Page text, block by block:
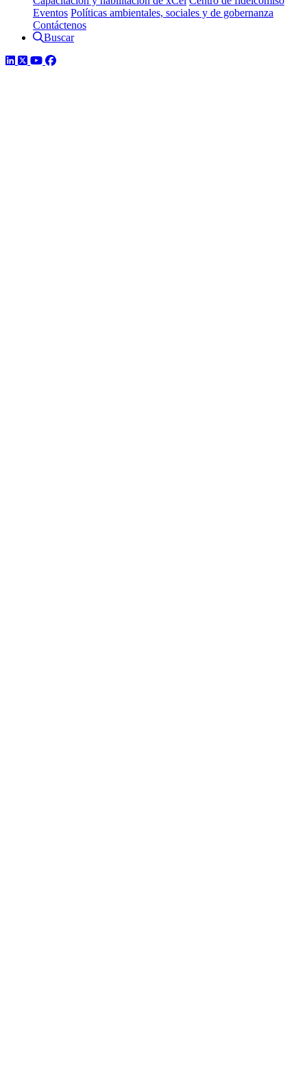
Eventos Políticas ambientales, sociales y de gobernanza
Contáctenos
Buscar
LinkedIn
TwitterYouTube
Facebook